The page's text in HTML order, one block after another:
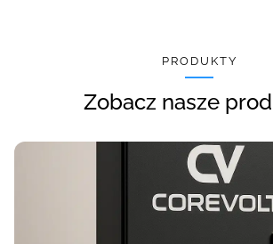
PRODUKTY
Zobacz nasze